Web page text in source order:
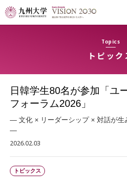
Topics
トピック
日韓学生80名が参加「ユ
フォーラム2026」
— 文化 × リーダーシップ × 対話が生
—
2026.02.03
トピックス